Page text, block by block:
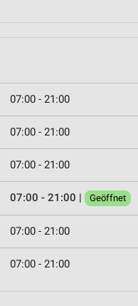
07:00 - 21:00
07:00 - 21:00
07:00 - 21:00
07:00 - 21:00 | Geöffnet
07:00 - 21:00
07:00 - 21:00